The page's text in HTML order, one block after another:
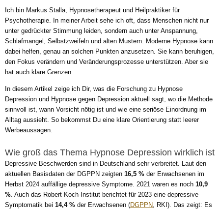
Ich bin Markus Stalla, Hypnosetherapeut und Heilpraktiker für
Psychotherapie. In meiner Arbeit sehe ich oft, dass Menschen nicht nur
unter gedrückter Stimmung leiden, sondern auch unter Anspannung,
Schlafmangel, Selbstzweifeln und alten Mustern. Moderne Hypnose kann
dabei helfen, genau an solchen Punkten anzusetzen. Sie kann beruhigen,
den Fokus verändern und Veränderungsprozesse unterstützen. Aber sie
hat auch klare Grenzen.
In diesem Artikel zeige ich Dir, was die Forschung zu Hypnose
Depression und Hypnose gegen Depression aktuell sagt, wo die Methode
sinnvoll ist, wann Vorsicht nötig ist und wie eine seriöse Einordnung im
Alltag aussieht. So bekommst Du eine klare Orientierung statt leerer
Werbeaussagen.
Wie groß das Thema Hypnose Depression wirklich ist
Depressive Beschwerden sind in Deutschland sehr verbreitet. Laut den
aktuellen Basisdaten der DGPPN zeigten 16,5 % der Erwachsenen im
Herbst 2024 auffällige depressive Symptome. 2021 waren es noch 10,9
% . Auch das Robert Koch-Institut berichtet für 2023 eine depressive
Symptomatik bei 14,4 % der Erwachsenen (DGPPN , RKI). Das zeigt: Es